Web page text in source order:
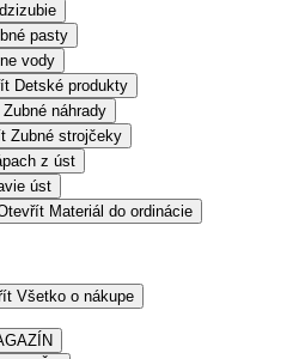
pasty
vody
Detské produkty
Zubné náhrady
Zubné strojčeky
z úst
úst
Materiál do ordinácie
Všetko o nákupe